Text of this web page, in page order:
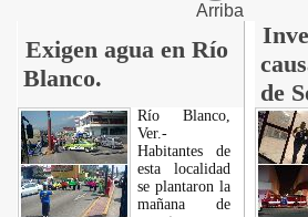
Arriba
Exigen agua en Río
Blanco.
de
Río Blanco,
Ver.-
Habitantes de
esta localidad
se plantaron la
mañana de